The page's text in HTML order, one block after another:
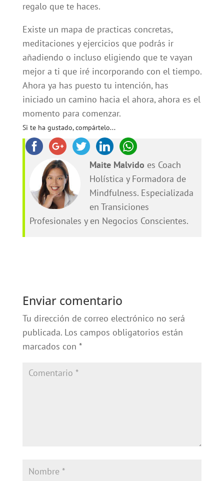
regalo que te haces.
Existe un mapa de practicas concretas,
meditaciones y ejercicios que podrás ir
añadiendo o incluso eligiendo que te vayan
mejor a ti que iré incorporando con el tiempo.
Ahora ya has puesto tu intención, has
iniciado un camino hacia el ahora, ahora es el
momento para comenzar.
Si te ha gustado, compártelo...
Maite Malvido es Coach
Holística y Formadora de
Mindfulness. Especializada
en Transiciones
Profesionales y en Negocios Conscientes.
Enviar comentario
Tu dirección de correo electrónico no será
publicada. Los campos obligatorios están
marcados con *